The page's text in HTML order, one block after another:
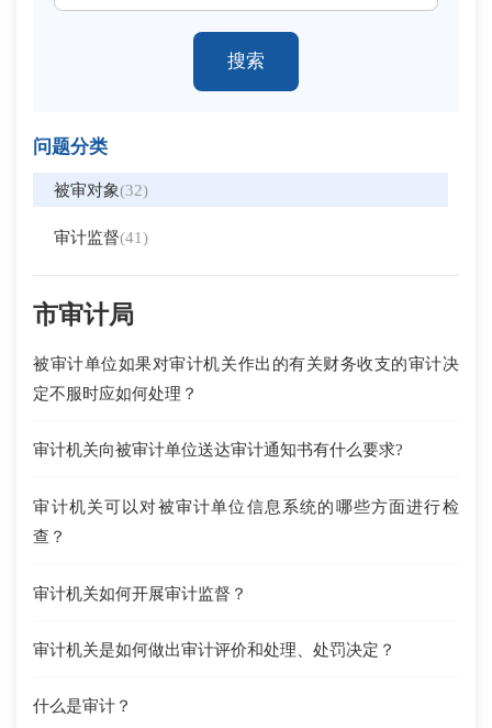
搜索
问题分类
被审对象(32)
审计监督(41)
市审计局
被审计单位如果对审计机关作出的有关财务收支的审计决
定不服时应如何处理？
审计机关向被审计单位送达审计通知书有什么要求?
审计机关可以对被审计单位信息系统的哪些方面进行检
查？
审计机关如何开展审计监督？
审计机关是如何做出审计评价和处理、处罚决定？
什么是审计？